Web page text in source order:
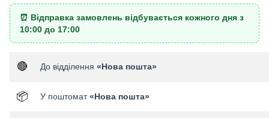
⏰ Відправка замовлень відбувається кожного дня з
10:00 до 17:00
🔴 До відділення «Нова пошта»
📦 У поштомат«Нова пошта»